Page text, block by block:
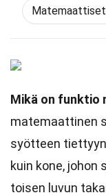
Mikä on funktio
matemaattinen
syötteen
kuin kone, johon
toisen luvun